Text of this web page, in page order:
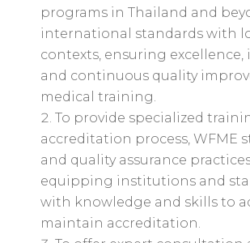
programs in Thailand and
international standards with
contexts, ensuring excellence,
and continuous quality
medical training.
To provide specialized
accreditation process, WFME
and quality assurance
equipping institutions and
with knowledge and skills to
maintain accreditation.